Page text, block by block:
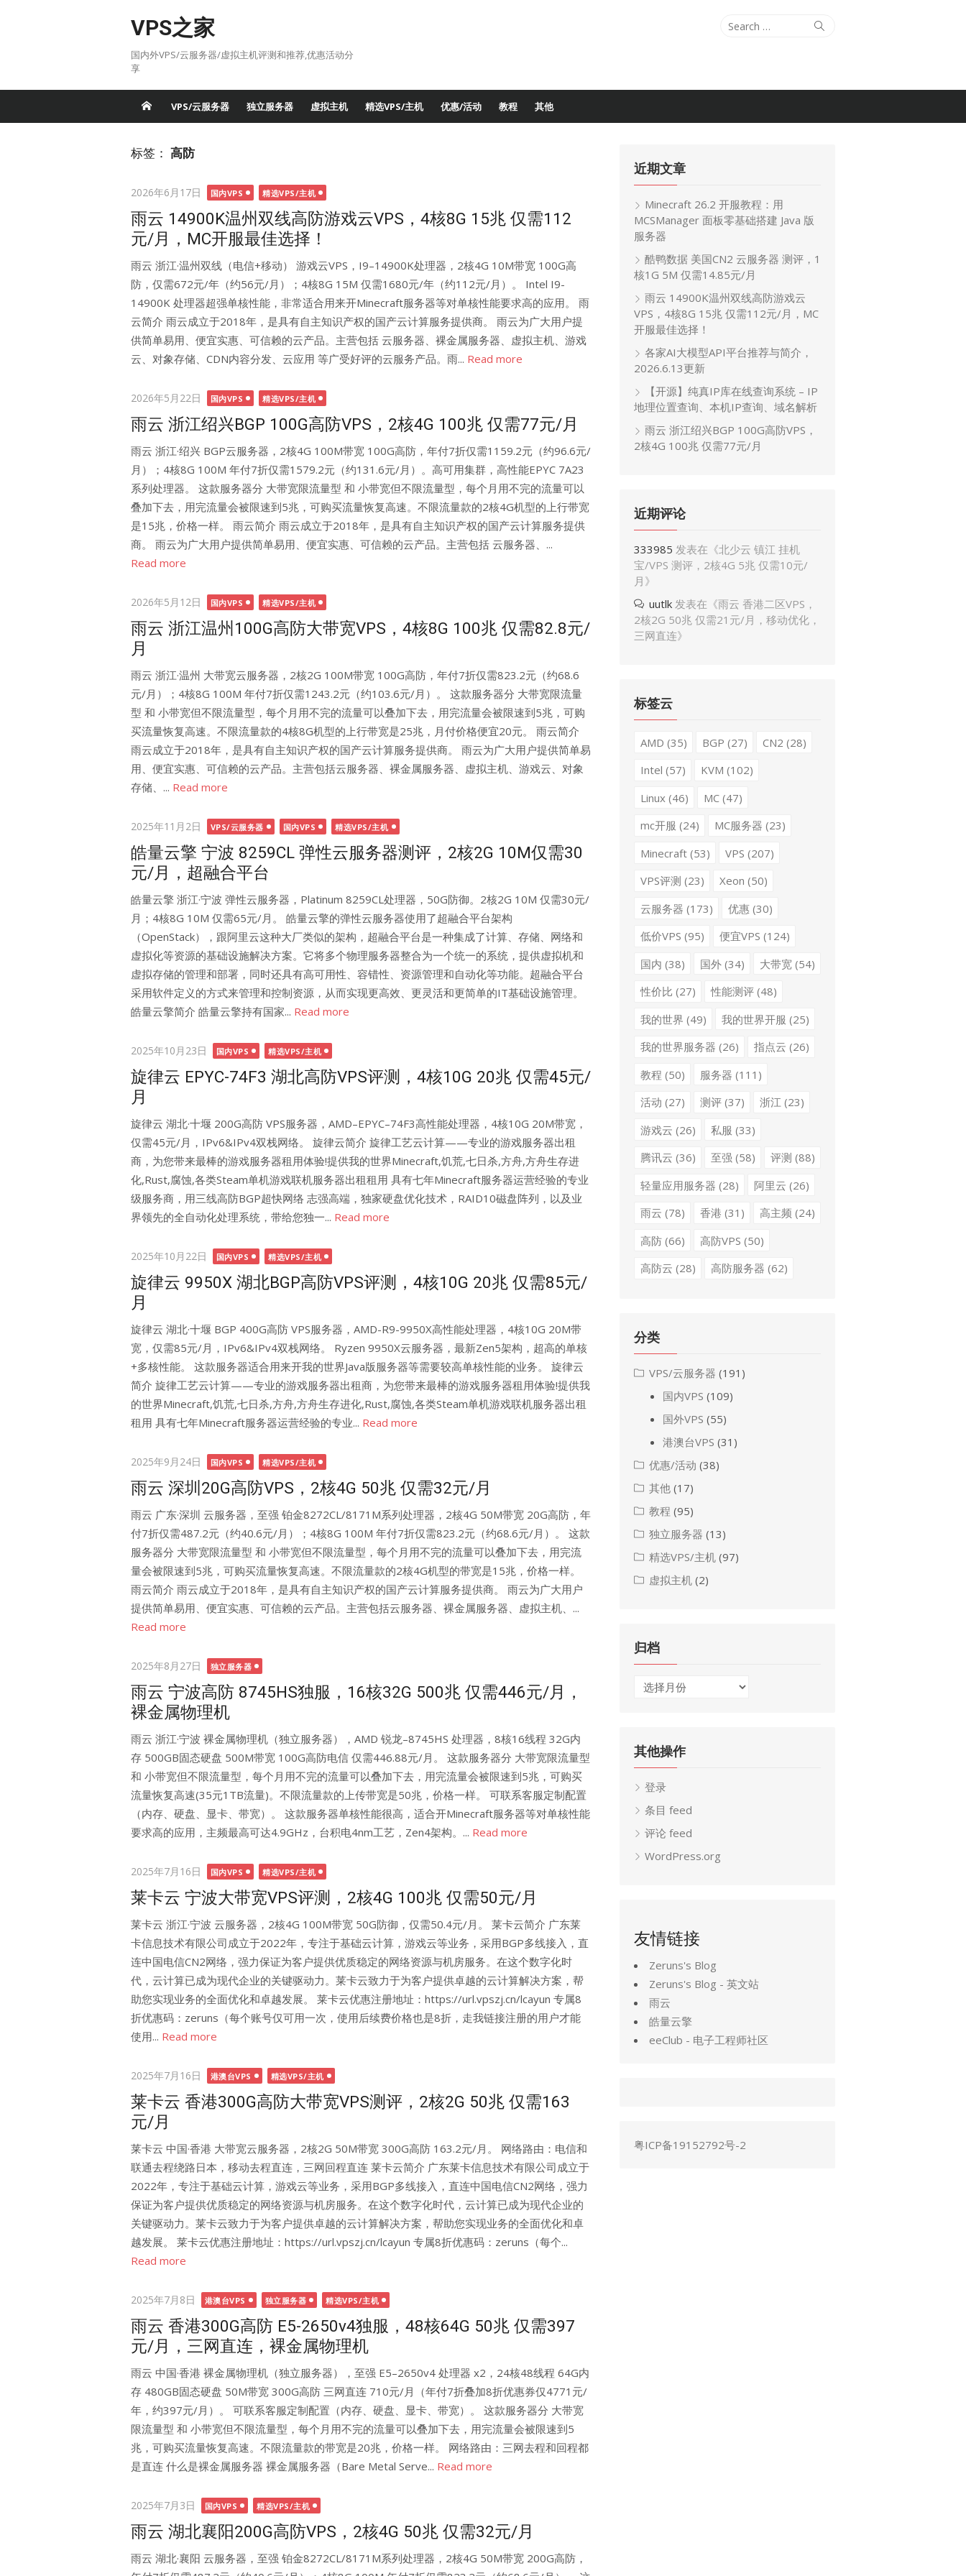
VPS之家
国内外VPS/云服务器/虚拟主机评测和推荐,优惠活动分
享
S
c
VPS/云服务器 独立服务器 虚拟主机 精选VPS/主机 优惠/活动 教程 其他
标签： 高防
Posted
on
2026年6月17日 国内VPS 精选VPS/主机
雨云 14900K温州双线高防游戏云VPS，4核8G 15兆 仅需112
元/月，MC开服最佳选择！
雨云 浙江·温州双线（电信+移动） 游戏云VPS，I9–14900K处理器，2核4G 10M带宽 100G高
防，仅需672元/年（约56元/月）；4核8G 15M 仅需1680元/年（约112元/月）。 Intel I9-
14900K 处理器超强单核性能，非常适合用来开Minecraft服务器等对单核性能要求高的应用。 雨
云简介 雨云成立于2018年，是具有自主知识产权的国产云计算服务提供商。 雨云为广大用户提
供简单易用、便宜实惠、可信赖的云产品。主营包括 云服务器、裸金属服务器、虚拟主机、游戏
云、对象存储、CDN内容分发、云应用 等广受好评的云服务产品。雨... Read more
Posted
on
2026年5月22日 国内VPS 精选VPS/主机
雨云 浙江绍兴BGP 100G高防VPS，2核4G 100兆 仅需77元/月
雨云 浙江·绍兴 BGP云服务器，2核4G 100M带宽 100G高防，年付7折仅需1159.2元（约96.6元/
月）；4核8G 100M 年付7折仅需1579.2元（约131.6元/月）。高可用集群，高性能EPYC 7A23
系列处理器。 这款服务器分 大带宽限流量型 和 小带宽但不限流量型，每个月用不完的流量可以
叠加下去，用完流量会被限速到5兆，可购买流量恢复高速。不限流量款的2核4G机型的上行带宽
是15兆，价格一样。 雨云简介 雨云成立于2018年，是具有自主知识产权的国产云计算服务提供
商。 雨云为广大用户提供简单易用、便宜实惠、可信赖的云产品。主营包括 云服务器、...
Read more
Posted
on
2026年5月12日 国内VPS 精选VPS/主机
雨云 浙江温州100G高防大带宽VPS，4核8G 100兆 仅需82.8元/
月
雨云 浙江·温州 大带宽云服务器，2核2G 100M带宽 100G高防，年付7折仅需823.2元（约68.6
元/月）；4核8G 100M 年付7折仅需1243.2元（约103.6元/月）。 这款服务器分 大带宽限流量
型 和 小带宽但不限流量型，每个月用不完的流量可以叠加下去，用完流量会被限速到5兆，可购
买流量恢复高速。不限流量款的4核8G机型的上行带宽是25兆，月付价格便宜20元。 雨云简介
雨云成立于2018年，是具有自主知识产权的国产云计算服务提供商。 雨云为广大用户提供简单易
用、便宜实惠、可信赖的云产品。主营包括云服务器、裸金属服务器、虚拟主机、游戏云、对象
存储、... Read more
Posted
on
2025年11月2日 VPS/云服务器 国内VPS 精选VPS/主机
皓量云擎 宁波 8259CL 弹性云服务器测评，2核2G 10M仅需30
元/月，超融合平台
皓量云擎 浙江·宁波 弹性云服务器，Platinum 8259CL处理器，50G防御。2核2G 10M 仅需30元/
月；4核8G 10M 仅需65元/月。 皓量云擎的弹性云服务器使用了超融合平台架构
（OpenStack），跟阿里云这种大厂类似的架构，超融合平台是一种集成了计算、存储、网络和
虚拟化等资源的基础设施解决方案。它将多个物理服务器整合为一个统一的系统，提供虚拟机和
虚拟存储的管理和部署，同时还具有高可用性、容错性、资源管理和自动化等功能。超融合平台
采用软件定义的方式来管理和控制资源，从而实现更高效、更灵活和更简单的IT基础设施管理。
皓量云擎简介 皓量云擎持有国家... Read more
Posted
on
2025年10月23日 国内VPS 精选VPS/主机
旋律云 EPYC-74F3 湖北高防VPS评测，4核10G 20兆 仅需45元/
月
旋律云 湖北·十堰 200G高防 VPS服务器，AMD–EPYC–74F3高性能处理器，4核10G 20M带宽，
仅需45元/月，IPv6&IPv4双栈网络。 旋律云简介 旋律工艺云计算——专业的游戏服务器出租
商，为您带来最棒的游戏服务器租用体验!提供我的世界Minecraft,饥荒,七日杀,方舟,方舟生存进
化,Rust,腐蚀,各类Steam单机游戏联机服务器出租租用 具有七年Minecraft服务器运营经验的专业
级服务商，用三线高防BGP超快网络 志强高端，独家硬盘优化技术，RAID10磁盘阵列，以及业
界领先的全自动化处理系统，带给您独一... Read more
Posted
on
2025年10月22日 国内VPS 精选VPS/主机
旋律云 9950X 湖北BGP高防VPS评测，4核10G 20兆 仅需85元/
月
旋律云 湖北·十堰 BGP 400G高防 VPS服务器，AMD-R9-9950X高性能处理器，4核10G 20M带
宽，仅需85元/月，IPv6&IPv4双栈网络。 Ryzen 9950X云服务器，最新Zen5架构，超高的单核
+多核性能。 这款服务器适合用来开我的世界Java版服务器等需要较高单核性能的业务。 旋律云
简介 旋律工艺云计算——专业的游戏服务器出租商，为您带来最棒的游戏服务器租用体验!提供我
的世界Minecraft,饥荒,七日杀,方舟,方舟生存进化,Rust,腐蚀,各类Steam单机游戏联机服务器出租
租用 具有七年Minecraft服务器运营经验的专业... Read more
Posted
on
2025年9月24日 国内VPS 精选VPS/主机
雨云 深圳20G高防VPS，2核4G 50兆 仅需32元/月
雨云 广东·深圳 云服务器，至强 铂金8272CL/8171M系列处理器，2核4G 50M带宽 20G高防，年
付7折仅需487.2元（约40.6元/月）；4核8G 100M 年付7折仅需823.2元（约68.6元/月）。 这款
服务器分 大带宽限流量型 和 小带宽但不限流量型，每个月用不完的流量可以叠加下去，用完流
量会被限速到5兆，可购买流量恢复高速。不限流量款的2核4G机型的带宽是15兆，价格一样。
雨云简介 雨云成立于2018年，是具有自主知识产权的国产云计算服务提供商。 雨云为广大用户
提供简单易用、便宜实惠、可信赖的云产品。主营包括云服务器、裸金属服务器、虚拟主机、...
Read more
Posted
on
2025年8月27日 独立服务器
雨云 宁波高防 8745HS独服，16核32G 500兆 仅需446元/月，
裸金属物理机
雨云 浙江·宁波 裸金属物理机（独立服务器），AMD 锐龙–8745HS 处理器，8核16线程 32G内
存 500GB固态硬盘 500M带宽 100G高防电信 仅需446.88元/月。 这款服务器分 大带宽限流量型
和 小带宽但不限流量型，每个月用不完的流量可以叠加下去，用完流量会被限速到5兆，可购买
流量恢复高速(35元1TB流量)。不限流量款的上传带宽是50兆，价格一样。 可联系客服定制配置
（内存、硬盘、显卡、带宽）。 这款服务器单核性能很高，适合开Minecraft服务器等对单核性能
要求高的应用，主频最高可达4.9GHz，台积电4nm工艺，Zen4架构。... Read more
Posted
on
2025年7月16日 国内VPS 精选VPS/主机
莱卡云 宁波大带宽VPS评测，2核4G 100兆 仅需50元/月
莱卡云 浙江·宁波 云服务器，2核4G 100M带宽 50G防御，仅需50.4元/月。 莱卡云简介 广东莱
卡信息技术有限公司成立于2022年，专注于基础云计算，游戏云等业务，采用BGP多线接入，直
连中国电信CN2网络，强力保证为客户提供优质稳定的网络资源与机房服务。在这个数字化时
代，云计算已成为现代企业的关键驱动力。莱卡云致力于为客户提供卓越的云计算解决方案，帮
助您实现业务的全面优化和卓越发展。 莱卡云优惠注册地址：https://url.vpszj.cn/lcayun 专属8
折优惠码：zeruns（每个账号仅可用一次，使用后续费价格也是8折，走我链接注册的用户才能
使用... Read more
Posted
on
2025年7月16日 港澳台VPS 精选VPS/主机
莱卡云 香港300G高防大带宽VPS测评，2核2G 50兆 仅需163
元/月
莱卡云 中国·香港 大带宽云服务器，2核2G 50M带宽 300G高防 163.2元/月。 网络路由：电信和
联通去程绕路日本，移动去程直连，三网回程直连 莱卡云简介 广东莱卡信息技术有限公司成立于
2022年，专注于基础云计算，游戏云等业务，采用BGP多线接入，直连中国电信CN2网络，强力
保证为客户提供优质稳定的网络资源与机房服务。在这个数字化时代，云计算已成为现代企业的
关键驱动力。莱卡云致力于为客户提供卓越的云计算解决方案，帮助您实现业务的全面优化和卓
越发展。 莱卡云优惠注册地址：https://url.vpszj.cn/lcayun 专属8折优惠码：zeruns（每个...
Read more
Posted
on
2025年7月8日 港澳台VPS 独立服务器 精选VPS/主机
雨云 香港300G高防 E5-2650v4独服，48核64G 50兆 仅需397
元/月，三网直连，裸金属物理机
雨云 中国·香港 裸金属物理机（独立服务器），至强 E5–2650v4 处理器 x2，24核48线程 64G内
存 480GB固态硬盘 50M带宽 300G高防 三网直连 710元/月（年付7折叠加8折优惠券仅4771元/
年，约397元/月）。 可联系客服定制配置（内存、硬盘、显卡、带宽）。 这款服务器分 大带宽
限流量型 和 小带宽但不限流量型，每个月用不完的流量可以叠加下去，用完流量会被限速到5
兆，可购买流量恢复高速。不限流量款的带宽是20兆，价格一样。 网络路由：三网去程和回程都
是直连 什么是裸金属服务器 ‌‌裸金属服务器（Bare Metal Serve... Read more
Posted
on
2025年7月3日 国内VPS 精选VPS/主机
雨云 湖北襄阳200G高防VPS，2核4G 50兆 仅需32元/月
雨云 湖北·襄阳 云服务器，至强 铂金8272CL/8171M系列处理器，2核4G 50M带宽 200G高防，
近期文章
Minecraft 26.2 开服教程：用
MCSManager 面板零基础搭建 Java 版
服务器
酷鸭数据 美国CN2 云服务器 测评，1
核1G 5M 仅需14.85元/月
雨云 14900K温州双线高防游戏云
VPS，4核8G 15兆 仅需112元/月，MC
开服最佳选择！
各家AI大模型API平台推荐与简介，
2026.6.13更新
【开源】纯真IP库在线查询系统 – IP
地理位置查询、本机IP查询、域名解析
雨云 浙江绍兴BGP 100G高防VPS，
2核4G 100兆 仅需77元/月
近期评论
333985 发表在《北少云 镇江 挂机
宝/VPS 测评，2核4G 5兆 仅需10元/
月 》
uutlk 发表在《雨云 香港二区VPS，
2核2G 50兆 仅需21元/月，移动优化，
三网直连》
标签云
AMD (35) BGP (27) CN2 (28)
Intel (57) KVM (102)
Linux (46) MC(47)
mc开服 (24) MC服务器 (23)
Minecraft(53) VPS (207)
VPS评测 (23) Xeon (50)
云服务器 (173) 优惠(30)
低价VPS (95) 便宜VPS (124)
国内 (38) 国外(34) 大带宽(54)
性价比 (27) 性能测评(48)
我的世界 (49) 我的世界开服 (25)
我的世界服务器 (26) 指点云 (26)
教程 (50) 服务器 (111)
活动 (27) 测评(37) 浙江 (23)
游戏云 (26) 私服 (33)
腾讯云 (36) 至强 (58) 评测 (88)
轻量应用服务器 (28) 阿里云 (26)
雨云 (78) 香港 (31) 高主频 (24)
高防(66) 高防VPS (50)
高防云 (28) 高防服务器 (62)
分类
VPS/云服务器 (191)
国内VPS (109)
国外VPS (55)
港澳台VPS (31)
优惠/活动 (38)
其他 (17)
教程 (95)
独立服务器 (13)
精选VPS/主机 (97)
虚拟主机 (2)
归档
归
其他操作
登录
条目 feed
评论 feed
WordPress.org
友情链接
Zeruns's Blog
Zeruns's Blog - 英文站
雨云
皓量云擎
eeClub - 电子工程师社区
粤ICP备19152792号-2